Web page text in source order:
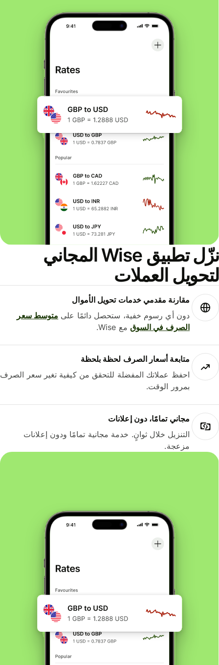
نزّل تطبيق Wise المجاني
العملات
مقارنة مقدمي خدمات تحويل الأموال
دون أي رسوم خفية، ستحصل دائمًا علىمتوسط ​​سعر
الصرف في السوقمع Wise.
متابعة أسعار الصرف لحظة بلحظة
احفظ عملاتك المفضلة للتحقق من كيفية تغير سعر الصرف
بمرور الوقت.
مجاني تمامًا، دون إعلانات
التنزيل خلال ثوانٍ. خدمة مجانية تمامًا ودون إعلانات
مزعجة.